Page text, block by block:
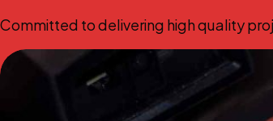
Committed to delivering high quality